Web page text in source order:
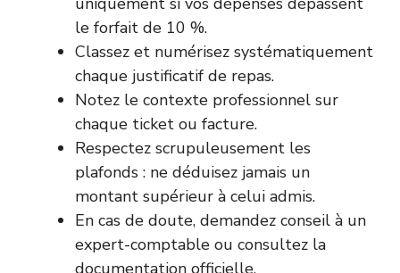
le forfait de 10 %.
Classez et numérisez systématiquement
chaque justificatif de repas.
Notez le contexte professionnel sur
chaque ticket ou facture.
Respectez scrupuleusement les
plafonds : ne déduisez jamais un
montant supérieur à celui admis.
En cas de doute, demandez conseil à un
expert-comptable ou consultez la